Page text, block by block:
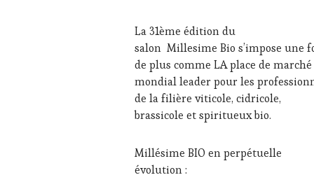
LA
HAUTE
GASTRONOMIE
FRANÇAISE
INVITATIONS
&
DÉGUSTATIONS,
TASTING
MÉDIAS,
PRESSE
2024
La 31ème édition du
salon Millesime Bio s’impose une
de plus comme LA place de marché
mondial leader pour les
de la filière viticole, cidricole,
brassicole et spiritueux bio.
Millésime BIO en perpétuelle
évolution :